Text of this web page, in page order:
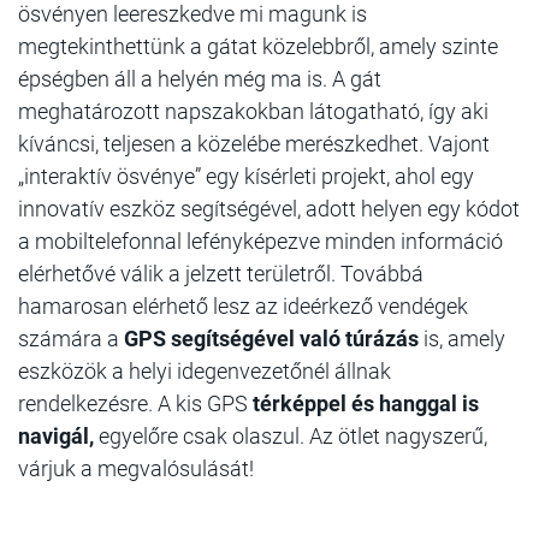
ösvényen leereszkedve mi magunk is
megtekinthettünk a gátat közelebbről, amely szinte
épségben áll a helyén még ma is. A gát
meghatározott napszakokban látogatható, így aki
kíváncsi, teljesen a közelébe merészkedhet. Vajont
„interaktív ösvénye” egy kísérleti projekt, ahol egy
innovatív eszköz segítségével, adott helyen egy kódot
a mobiltelefonnal lefényképezve minden információ
elérhetővé válik a jelzett területről. Továbbá
hamarosan elérhető lesz az ideérkező vendégek
számára a GPS segítségével való túrázás is, amely
eszközök a helyi idegenvezetőnél állnak
rendelkezésre. A kis GPS térképpel és hanggal is
navigál,egyelőre csak olaszul. Az ötlet nagyszerű,
várjuk a megvalósulását!